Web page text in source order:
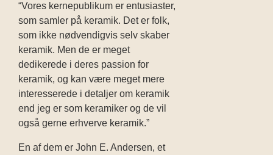
“Vores kernepublikum er entusiaster,
som samler på keramik. Det er folk,
som ikke nødvendigvis selv skaber
keramik. Men de er meget
dedikerede i deres passion for
keramik, og kan være meget mere
interesserede i detaljer om keramik
end jeg er som keramiker og de vil
også gerne erhverve keramik.”
En af dem er John E. Andersen, et